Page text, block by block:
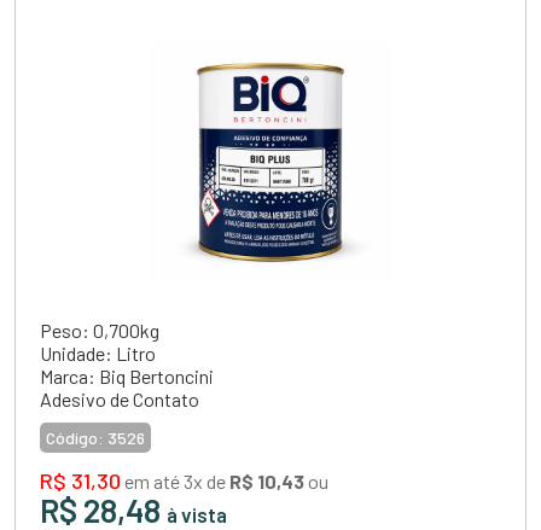
Peso: 0,700kg
Unidade: Litro
Marca: Biq Bertoncini
Adesivo de Contato
Código: 3526
R$ 31,30 em até 3x de R$ 10,43 ou
R$ 28,48 à vista